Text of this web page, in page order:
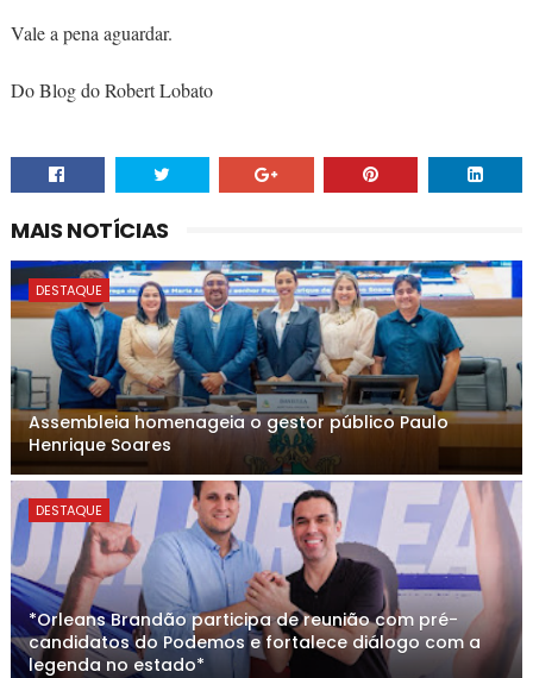
Vale a pena aguardar.
Do Blog do Robert Lobato
MAIS NOTÍCIAS
DESTAQUE
Assembleia homenageia o gestor público Paulo
Henrique Soares
DESTAQUE
*Orleans Brandão participa de reunião com pré-
candidatos do Podemos e fortalece diálogo com a
legenda no estado*